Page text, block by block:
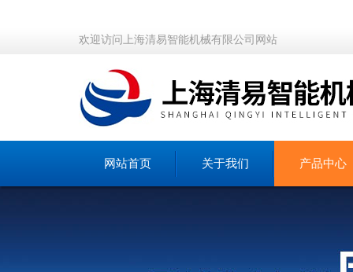
欢迎访问上海清易智能机械有限公司网站
网站首页 关于我们 产品中心